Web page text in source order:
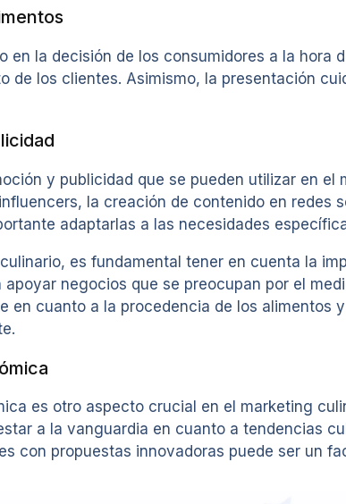
en la decisión de los consumidores a la
de los clientes. Asimismo, la presentación
y publicidad que se pueden utilizar en
la creación de contenido en redes
adaptarlas a las necesidades
es fundamental tener en cuenta la
negocios que se preocupan por el
en cuanto a la procedencia de los
es otro aspecto crucial en el marketing
a la vanguardia en cuanto a tendencias
con propuestas innovadoras puede ser un